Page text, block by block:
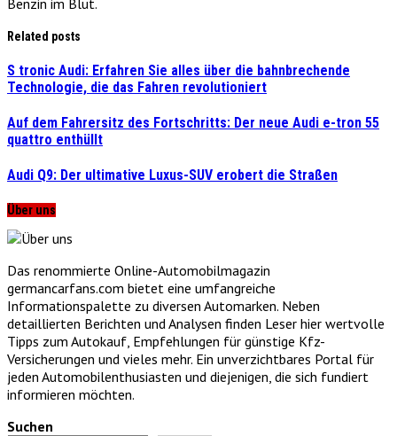
Related posts
S tronic Audi: Erfahren Sie alles über die bahnbrechende
Technologie, die das Fahren revolutioniert
Auf dem Fahrersitz des Fortschritts: Der neue Audi e-tron 55
quattro enthüllt
Audi Q9: Der ultimative Luxus-SUV erobert die Straßen
Über uns
Das renommierte Online-Automobilmagazin
germancarfans.com bietet eine umfangreiche
Informationspalette zu diversen Automarken. Neben
detaillierten Berichten und Analysen finden Leser hier wertvolle
Tipps zum Autokauf, Empfehlungen für günstige Kfz-
Versicherungen und vieles mehr. Ein unverzichtbares Portal für
jeden Automobilenthusiasten und diejenigen, die sich fundiert
informieren möchten.
Suchen